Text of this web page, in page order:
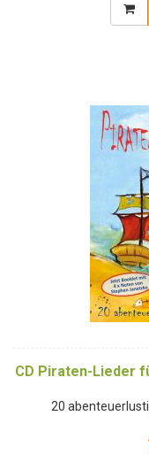
CD Piraten-Lieder
20